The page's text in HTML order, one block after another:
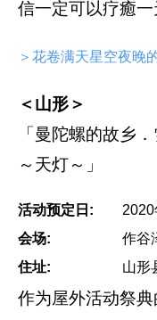
信一定可以疗癒一
＞花卷满天星空夜晚
＜山形＞
「曼陀螺的故乡
～天灯～」
活动预定日:
会场:
作谷
住址:
山形
作为屋外活动祭